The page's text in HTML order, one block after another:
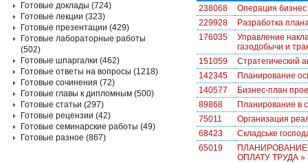
238068
Операция
229928
Разработка
176035
Управление
газодобычи и
151059
Стратегический
142345
Планирование
140577
Бизнес-план
89868
Планирование в
75011
Организация
68423
Складське
65019
ПЛАНИРОВАНИЕ
ОПЛАТУ ТРУДА »
Готовые доклады (724)
Готовые лекции (323)
Готовые презентации (429)
Готовые лабораторные работы
(502)
Готовые шпаргалки (462)
Готовые ответы на вопросы (1218)
Готовые сочинения (72)
Готовые главы к дипломным (500)
Готовые статьи (297)
Готовые рецензии (42)
Готовые семинарские работы (49)
Готовые разное (867)